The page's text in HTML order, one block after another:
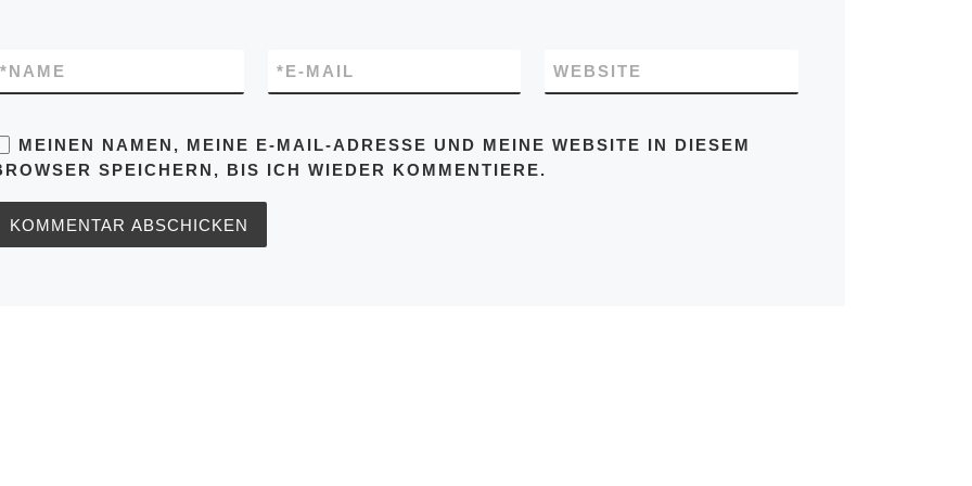
NAME
* E-MAIL
* WEBSITE
MEINEN NAMEN, MEINE E-MAIL-ADRESSE UND MEINE WEBSITE IN DIESEM
SPEICHERN, BIS ICH WIEDER KOMMENTIERE.